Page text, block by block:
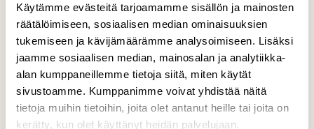
Käytämme evästeitä tarjoamamme sisällön ja mainosten
räätälöimiseen, sosiaalisen median ominaisuuksien
tukemiseen ja kävijämäärämme analysoimiseen. Lisäksi
jaamme sosiaalisen median, mainosalan ja analytiikka-
alan kumppaneillemme tietoja siitä, miten käytät
sivustoamme. Kumppanimme voivat yhdistää näitä
tietoja muihin tietoihin, joita olet antanut heille tai joita on
kerätty, kun olet käyttänyt heidän palvelujaan.
Punakuireja Oulunsalon
varjakassa
Otin ohi lentävästä laumasta kuvan ja
jälkeenpäin huomasin että olivat itselle
tuntemattomia lintuja. Korvasin oman älyn
tekoälyllä ja vastaus oli että ovat